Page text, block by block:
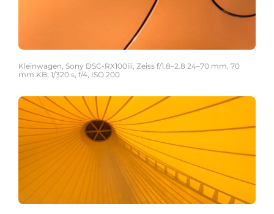
Kleinwagen, Sony DSC-RX100iii, Zeiss f/1.8–2.8 24–70 mm, 70
mm KB, 1/320 s, f/4, ISO 200